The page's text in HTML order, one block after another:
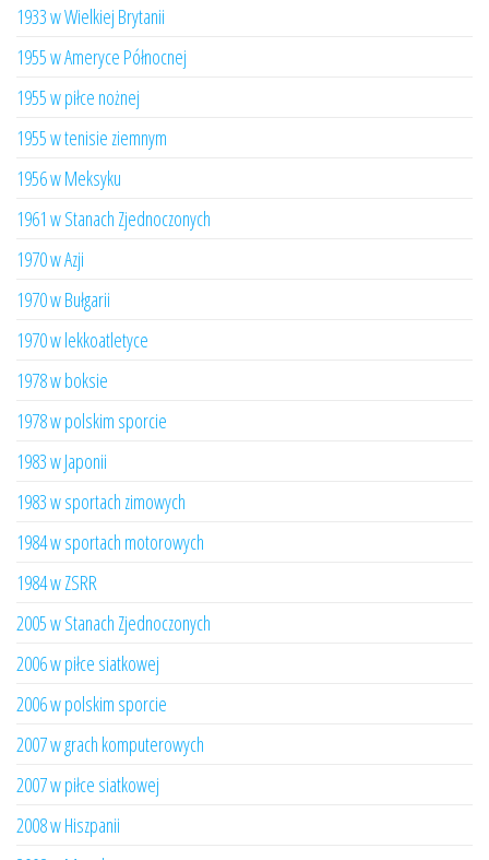
1933 w Wielkiej Brytanii
1955 w Ameryce Północnej
1955 w piłce nożnej
1955 w tenisie ziemnym
1956 w Meksyku
1961 w Stanach Zjednoczonych
1970 w Azji
1970 w Bułgarii
1970 w lekkoatletyce
1978 w boksie
1978 w polskim sporcie
1983 w Japonii
1983 w sportach zimowych
1984 w sportach motorowych
1984 w ZSRR
2005 w Stanach Zjednoczonych
2006 w piłce siatkowej
2006 w polskim sporcie
2007 w grach komputerowych
2007 w piłce siatkowej
2008 w Hiszpanii